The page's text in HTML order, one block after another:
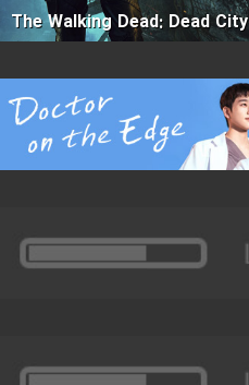
The Walking Dead: Dead City